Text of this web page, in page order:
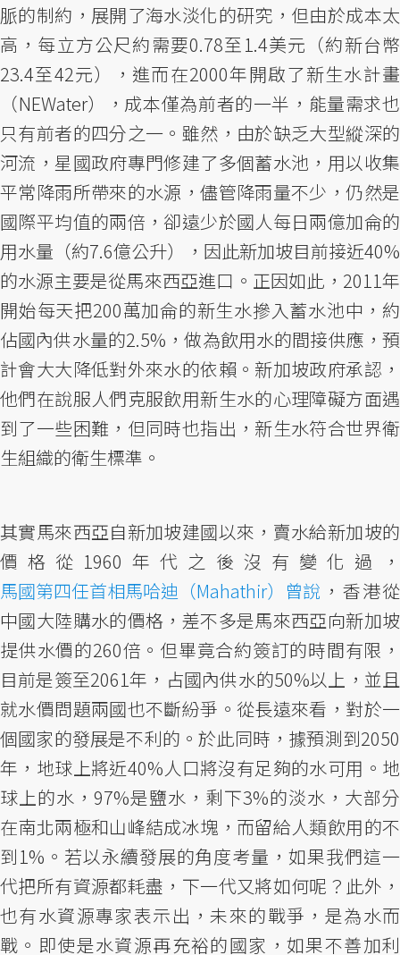
脈的制約，展開了海水淡化的研究，但由於成本太
高，每立方公尺約需要0.78至1.4美元（約新台幣
23.4至42元），進而在2000年開啟了新生水計畫
（NEWater），成本僅為前者的一半，能量需求也
只有前者的四分之一。雖然，由於缺乏大型縱深的
河流，星國政府專門修建了多個蓄水池，用以收集
平常降雨所帶來的水源，儘管降雨量不少，仍然是
國際平均值的兩倍，卻遠少於國人每日兩億加侖的
用水量（約7.6億公升），因此新加坡目前接近40%
的水源主要是從馬來西亞進口。正因如此，2011年
開始每天把200萬加侖的新生水摻入蓄水池中，約
佔國內供水量的2.5%，做為飲用水的間接供應，預
計會大大降低對外來水的依賴。新加坡政府承認，
他們在說服人們克服飲用新生水的心理障礙方面遇
到了一些困難，但同時也指出，新生水符合世界衛
生組織的衛生標準。
其實馬來西亞自新加坡建國以來，賣水給新加坡的
價格從1960年代之後沒有變化過，
馬國第四任首相馬哈迪（Mahathir）曾說 ，香港從
中國大陸購水的價格，差不多是馬來西亞向新加坡
提供水價的260倍。但畢竟合約簽訂的時間有限，
目前是簽至2061年，占國內供水的50%以上，並且
就水價問題兩國也不斷紛爭。從長遠來看，對於一
個國家的發展是不利的。於此同時，據預測到2050
年，地球上將近40%人口將沒有足夠的水可用。地
球上的水，97%是鹽水，剩下3%的淡水，大部分
在南北兩極和山峰結成冰塊，而留給人類飲用的不
到1%。若以永續發展的角度考量，如果我們這一
代把所有資源都耗盡，下一代又將如何呢？此外，
也有水資源專家表示出，未來的戰爭，是為水而
戰。即使是水資源再充裕的國家，如果不善加利